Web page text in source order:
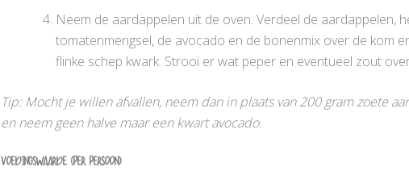
Neem de aardappelen uit de oven. Verdeel de aardappelen,
tomatenmengsel, de avocado en de bonenmix over de kom
flinke schep kwark. Strooi er wat peper en eventueel zout
Tip: Mocht je willen afvallen, neem dan in plaats van 200 gram zoete
en neem geen halve maar een kwart avocado.
Voedingswaarde (per persoon)